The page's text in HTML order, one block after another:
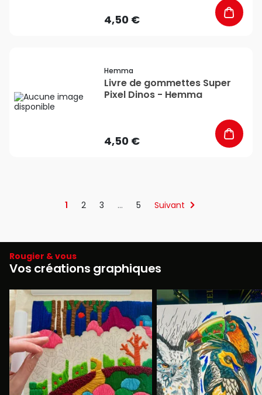
4,50 €
Hemma
Livre de gommettes Super
Pixel Dinos - Hemma
4,50 €
1 2 3 … 5 Suivant
Rougier & vous
Vos créations graphiques